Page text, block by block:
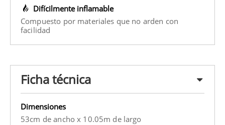
Difícilmente inflamable
Compuesto por materiales que no arden con
facilidad
Ficha técnica
Dimensiones
53cm de ancho x 10.05m de largo